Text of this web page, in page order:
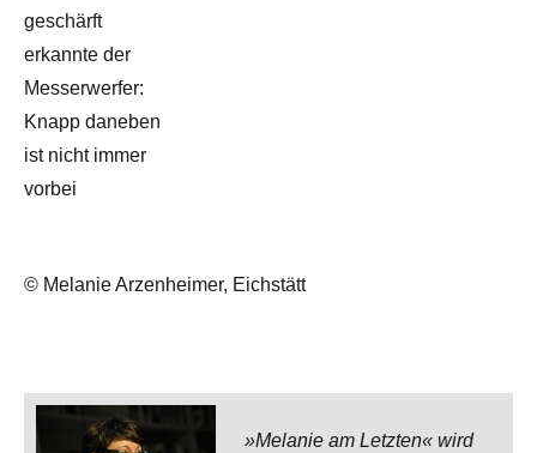
geschärft
erkannte der
Messerwerfer:
Knapp daneben
ist nicht immer
vorbei
© Melanie Arzenheimer, Eichstätt
»Melanie am Letzten« wird